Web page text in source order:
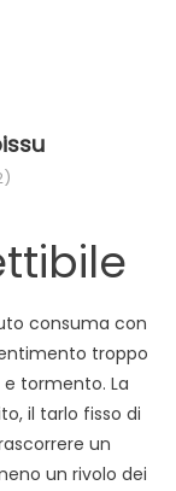
consuma con
troppo
tormento. La
il tarlo fisso di
un
un rivolo dei